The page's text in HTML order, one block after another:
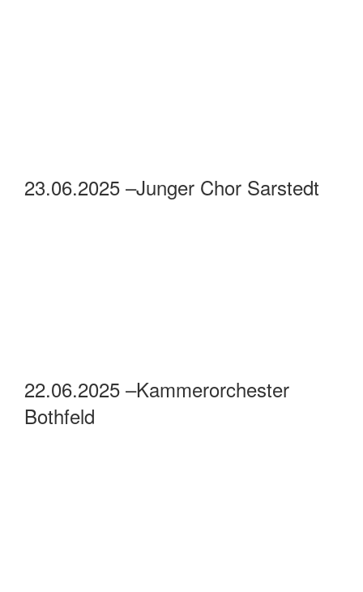
23.06.2025 –Junger Chor Sarstedt
22.06.2025 –Kammerorchester
Bothfeld